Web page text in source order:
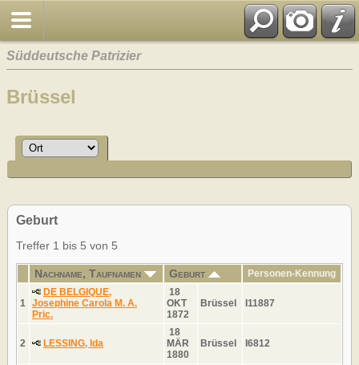
Süddeutsche Patrizier
Brüssel
Geburt
Treffer 1 bis 5 von 5
Nachname, Taufnamen Geburt Personen-Kennung
1
DE BELGIQUE,
Josephine Carola M. A.
Pric.
18
OKT
1872
Brüssel I11887
2 LESSING, Ida
18
MÄR
1880
Brüssel I6812